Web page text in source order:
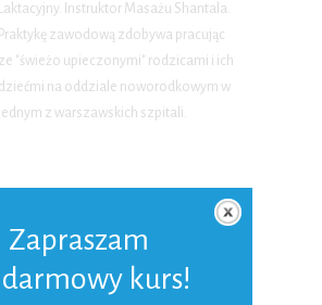
Laktacyjny. Instruktor Masażu Shantala.
Praktykę zawodową zdobywa pracując
ze "świeżo upieczonymi" rodzicami i ich
dziećmi na oddziale noworodkowym w
z warszawskich szpitali.
Zapraszam
kurs!